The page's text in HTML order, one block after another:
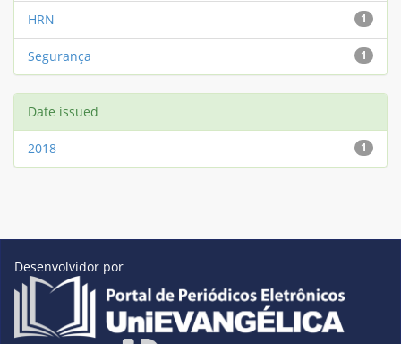
1
HRN
1
Segurança
Date issued
1
2018
Desenvolvidor por